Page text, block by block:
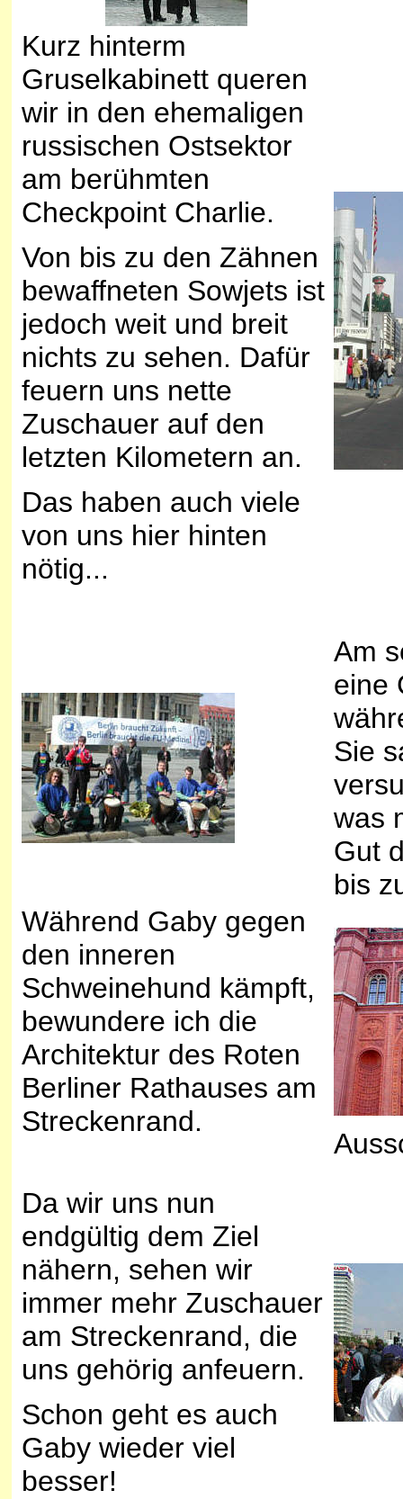
Kurz hinterm
Gruselkabinett queren
wir in den ehemaligen
russischen Ostsektor
am berühmten
Checkpoint Charlie.
Von bis zu den Zähnen
bewaffneten Sowjets ist
jedoch weit und breit
nichts zu sehen. Dafür
feuern uns nette
Zuschauer auf den
letzten Kilometern an.
Das haben auch viele
von uns hier hinten
nötig...
Am
eine
Sie
was
Gut
bis
Während Gaby gegen
den inneren
Schweinehund kämpft,
bewundere ich die
Architektur des Roten
Berliner Rathauses am
Streckenrand.
Da wir uns nun
endgültig dem Ziel
nähern, sehen wir
immer mehr Zuschauer
am Streckenrand, die
uns gehörig anfeuern.
Schon geht es auch
Gaby wieder viel
besser!